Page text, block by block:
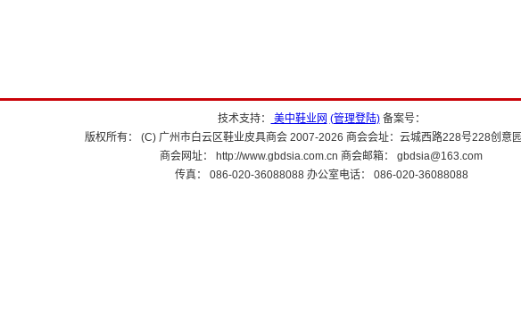
技术支持： 美中鞋业网 (管理登陆)备案号：
版权所有： (C) 广州市白云区鞋业皮具商会 2007-2026 商会会址：云城西路228号228创意
商会网址： http://www.gbdsia.com.cn 商会邮箱： gbdsia@163.com
传真： 086-020-36088088 办公室电话： 086-020-36088088